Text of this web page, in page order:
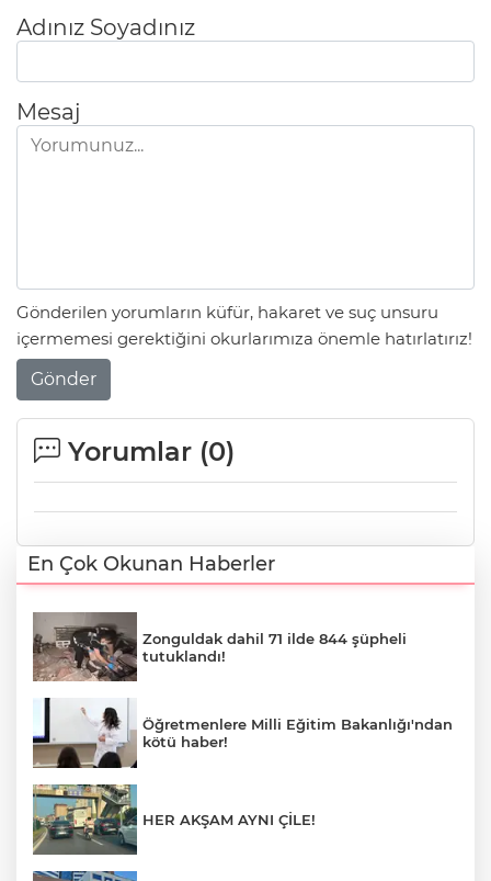
Adınız Soyadınız
Mesaj
Gönderilen yorumların küfür, hakaret ve suç unsuru
içermemesi gerektiğini okurlarımıza önemle hatırlatırız!
Gönder
Yorumlar (0)
En Çok Okunan Haberler
Zonguldak dahil 71 ilde 844 şüpheli
tutuklandı!
Öğretmenlere Milli Eğitim Bakanlığı'ndan
kötü haber!
HER AKŞAM AYNI ÇİLE!